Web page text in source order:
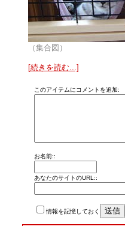
（集合図）
[続きを読む...]
このアイテムにコメントを追加:
お名前::
あなたのサイトのURL::
情報を記憶しておく